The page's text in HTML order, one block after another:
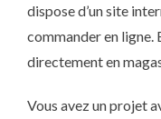
dispose d’un site
commander en ligne.
directement en
Vous avez un projet